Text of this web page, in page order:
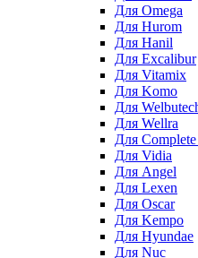
Для Omega
Для Hurom
Для Hanil
Для Excalibur
Для Vitamix
Для Komo
Для
Для Wellra
Для
Для Vidia
Для Angel
Для Lexen
Для Oscar
Для Kempo
Для Hyundae
Для Nuc